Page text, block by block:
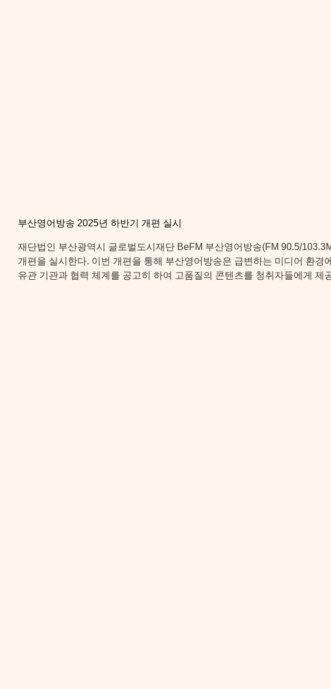
부산영어방송 2025년 하반기 개편 실시
재단법인 부산광역시 글로벌도시재단 BeFM 부산영어방송(FM 90.5/
개편을 실시한다. 이번 개편을 통해 부산영어방송은 급변하는 미디어 환경
유관 기관과 협력 체계를 공고히 하여 고품질의 콘텐츠를 청취자들에게 제